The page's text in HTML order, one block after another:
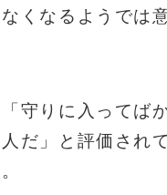
くなるようでは
守りに入ってば
だ」と評価され